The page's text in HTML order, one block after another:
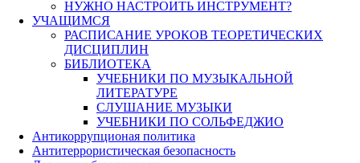
НУЖНО НАСТРОИТЬ ИНСТРУМЕНТ?
УЧАЩИМСЯ
РАСПИСАНИЕ УРОКОВ ТЕОРЕТИЧЕСКИХ
ДИСЦИПЛИН
БИБЛИОТЕКА
УЧЕБНИКИ ПО МУЗЫКАЛЬНОЙ
ЛИТЕРАТУРЕ
СЛУШАНИЕ МУЗЫКИ
УЧЕБНИКИ ПО СОЛЬФЕДЖИО
Антикоррупционая политика
Антитеррористическая безопасность